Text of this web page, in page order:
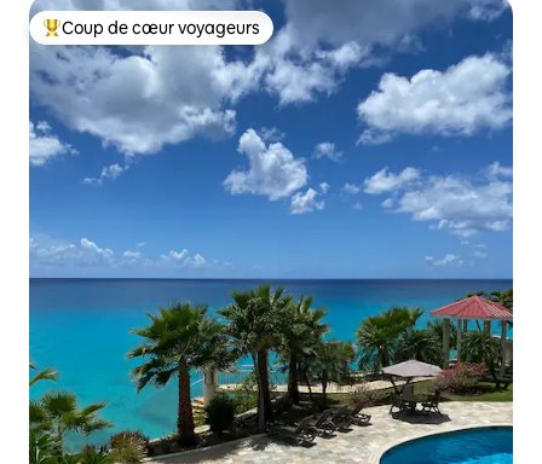
Coups de cœur voyageurs les plus appréciés
Coup de cœur voyageurs